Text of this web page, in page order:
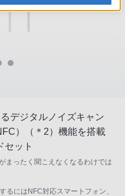
デジタルノイズキャン
）（＊2）機能を搭載
セット
まったく聞こえなくなるわけでは
るにはNFC対応スマートフォン、